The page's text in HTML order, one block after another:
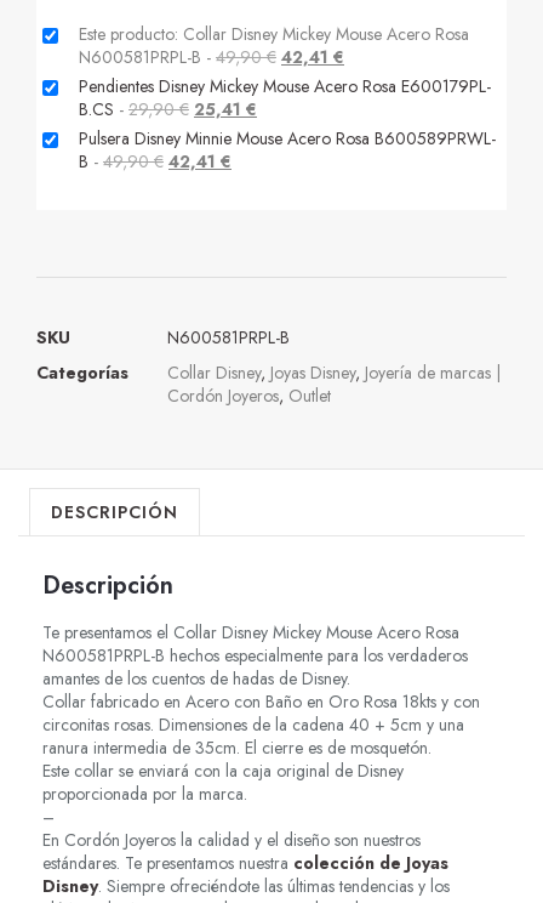
Este producto: Collar Disney Mickey Mouse Acero Rosa
N600581PRPL-B - 49,90€ 42,41 €
Pendientes Disney Mickey Mouse Acero Rosa E600179PL-
B.CS - 29,90€ 25,41 €
Pulsera Disney Minnie Mouse Acero Rosa B600589PRWL-
B - 49,90€ 42,41 €
SKU
N600581PRPL-B
Categorías
Collar Disney, Joyas Disney, Joyería de marcas |
Cordón Joyeros, Outlet
DESCRIPCIÓN
Descripción
Te presentamos el Collar Disney Mickey Mouse Acero Rosa
N600581PRPL-B hechos especialmente para los verdaderos
amantes de los cuentos de hadas de Disney.
Collar fabricado en Acero con Baño en Oro Rosa 18kts y con
circonitas rosas. Dimensiones de la cadena 40 + 5cm y una
ranura intermedia de 35cm. El cierre es de mosquetón.
Este collar se enviará con la caja original de Disney
proporcionada por la marca.
–
En Cordón Joyeros la calidad y el diseño son nuestros
estándares. Te presentamos nuestra colección de Joyas
Disney. Siempre ofreciéndote las últimas tendencias y los